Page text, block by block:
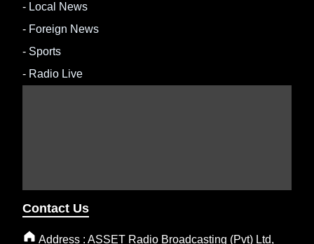
- Local News
- Foreign News
- Sports
- Radio Live
Contact Us
Address : ASSET Radio Broadcasting (Pvt) Ltd,